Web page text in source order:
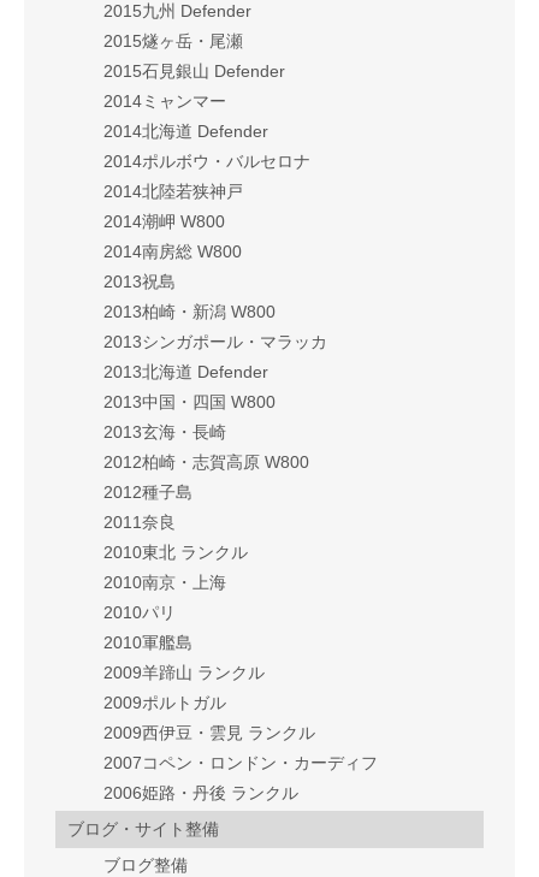
2015九州 Defender
2015燧ヶ岳・尾瀬
2015石見銀山 Defender
2014ミャンマー
2014北海道 Defender
2014ポルボウ・バルセロナ
2014北陸若狭神戸
2014潮岬 W800
2014南房総 W800
2013祝島
2013柏崎・新潟 W800
2013シンガポール・マラッカ
2013北海道 Defender
2013中国・四国 W800
2013玄海・長崎
2012柏崎・志賀高原 W800
2012種子島
2011奈良
2010東北 ランクル
2010南京・上海
2010パリ
2010軍艦島
2009羊蹄山 ランクル
2009ポルトガル
2009西伊豆・雲見 ランクル
2007コペン・ロンドン・カーディフ
2006姫路・丹後 ランクル
ブログ・サイト整備
ブログ整備